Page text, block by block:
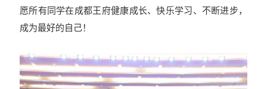
愿所有同学在成都王府健康成长、快乐学习、不断进步，
成为最好的自己！